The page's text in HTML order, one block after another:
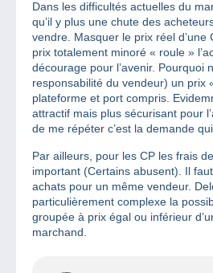
Dans les difficultés actuelles du
qu’il y plus une chute des
vendre. Masquer le prix réel d’une
prix totalement minoré « roule »
décourage pour l’avenir. Pourquoi
responsabilité du vendeur) un prix
plateforme et port compris.
attractif mais plus sécurisant pour
de me répéter c’est la demande
Par ailleurs, pour les CP les frais
important (Certains abusent). Il
achats pour un même vendeur.
particulièrement complexe la
groupée à prix égal ou inférieur
marchand.